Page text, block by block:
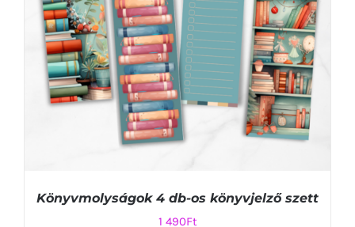
Könyvmolyságok 4 db-os könyvjelző szett
1 490Ft